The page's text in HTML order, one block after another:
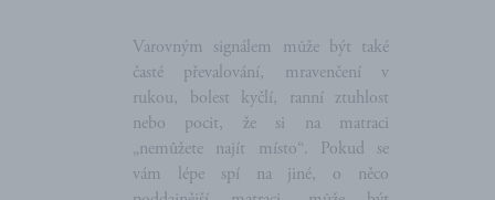
Varovným signálem může být také
časté převalování, mravenčení v
rukou, bolest kyčlí, ranní ztuhlost
nebo pocit, že si na matraci
„nemůžete najít místo“. Pokud se
vám lépe spí na jiné, o něco